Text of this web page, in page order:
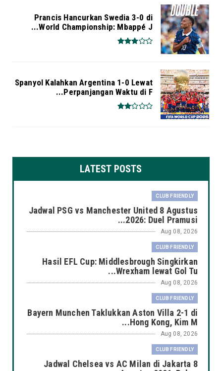
Prancis Hancurkan Swedia 3-0 di
World Championship: Mbappé J...
Spanyol Kalahkan Argentina 1-0 Lewat
Perpanjangan Waktu di F...
LATEST POSTS
CLUB FRIENDLY
Jadwal PSG vs Manchester United 8 Agustus
2026: Duel Pramusi...
Aug 08, 2026
CLUB FRIENDLY
Hasil EFL Cup: Middlesbrough Singkirkan
Wrexham lewat Gol Tu...
Aug 08, 2026
CLUB FRIENDLY
Bayern Munchen Taklukkan Aston Villa 2-1 di
Hong Kong, Kim M...
Aug 08, 2026
CLUB FRIENDLY
Jadwal Chelsea vs AC Milan di Jakarta 8